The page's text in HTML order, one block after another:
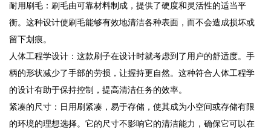
耐用刷毛：刷毛由可靠材料制成，提供了硬度和灵活性的适当平
衡。这种设计使刷毛能够有效地清洁各种表面，而不会造成损坏或
留下划痕。
人体工程学设计：这款刷子在设计时就考虑到了用户的舒适度。手
柄的形状减少了手部的劳损，让握持更自然。这种符合人体工程学
的设计有助于保持控制，提高清洁任务的效率。
紧凑的尺寸：日用刷紧凑，易于存储，使其成为小空间或存储有限
的环境的理想选择。它的尺寸不影响它的清洁能力，确保它可以在